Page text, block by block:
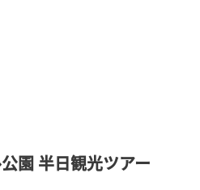
園 半日観光ツアー